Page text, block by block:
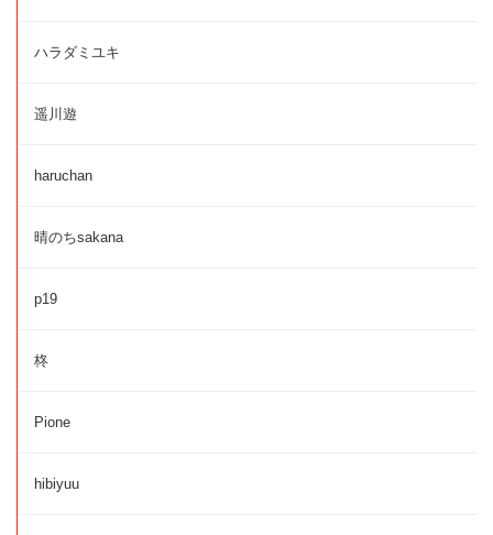
ハラダミユキ
遥川遊
haruchan
晴のちsakana
p19
柊
Pione
hibiyuu